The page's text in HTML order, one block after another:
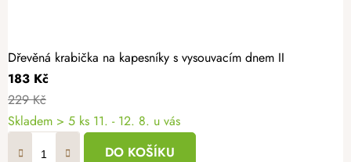
Dřevěná krabička na kapesníky s vysouvacím dnem II
183 Kč
229 Kč
Skladem > 5 ks 11. - 12. 8. u vás
DO KOŠÍKU